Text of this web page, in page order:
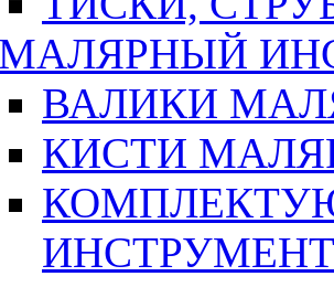
МАЛЯРНЫЙ
ВАЛИКИ
КИСТИ